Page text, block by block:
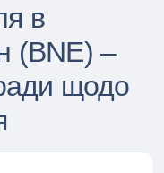
в
(BNE) –
щодо